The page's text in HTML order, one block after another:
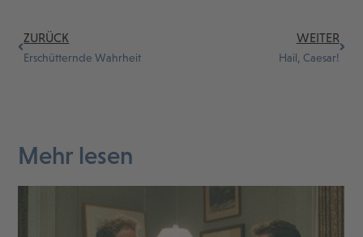
ZURÜCK
Erschütternde Wahrheit
WEITER
Hail, Caesar!
Mehr lesen